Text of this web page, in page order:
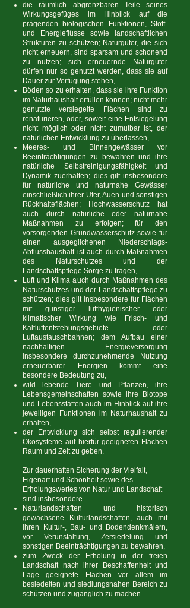
die räumlich abgrenzbaren Teile seines
Wirkungsgefüges im Hinblick auf die
prägenden biologischen Funktionen, Stoff-
und Energieflüsse sowie landschaftlichen
Strukturen zu schützen; Naturgüter, die sich
nicht erneuern, sind sparsam und schonend
zu nutzen; sich erneuernde Naturgüter
dürfen nur so genutzt werden, dass sie auf
Dauer zur Verfügung stehen,
Böden so zu erhalten, dass sie ihre Funktion
im Naturhaushalt erfüllen können; nicht mehr
genutzte versiegelte Flächen sind zu
renaturieren, oder, soweit eine Entsiegelung
nicht möglich oder nicht zumutbar ist, der
natürlichen Entwicklung zu überlassen,
Meeres- und Binnengewässer vor
Beeinträchtigungen zu bewahren und ihre
natürliche Selbstreinigungsfähigkeit und
Dynamik zuerhalten; dies gilt insbesondere
für natürliche und naturnahe Gewässer
einschließlich ihrer Ufer, Auen und sonstigen
Rückhalteflächen; Hochwasserschutz hat
auch durch natürliche oder naturnahe
Maßnahmen zu erfolgen; für den
vorsorgenden Grundwasserschutz sowie für
einen ausgeglichenen Niederschlags-
Abflusshaushalt ist auch durch Maßnahmen
des Naturschutzes und der
Landschaftspflege Sorge zu tragen,
Luft und Klima auch durch Maßnahmen des
Naturschutzes und der Landschaftspflege zu
schützen; dies gilt insbesondere für Flächen
mit günstiger lufthygienischer oder
klimatischer Wirkung wie Frisch- und
Kaltluftentstehungsgebiete oder
Luftaustauschbahnen; dem Aufbau einer
nachhaltigen Energieversorgung
insbesondere durchzunehmende Nutzung
erneuerbarer Energien kommt eine
besondere Bedeutung zu,
wild lebende Tiere und Pflanzen, ihre
Lebensgemeinschaften sowie ihre Biotope
und Lebensstätten auch im Hinblick auf ihre
jeweiligen Funktionen im Naturhaushalt zu
erhalten,
der Entwicklung sich selbst regulierender
Ökosysteme auf hierfür geeigneten Flächen
Raum und Zeit zu geben.
Zur dauerhaften Sicherung der Vielfalt,
Eigenart und Schönheit sowie des
Erholungswertes von Natur und Landschaft
sind insbesondere
Naturlandschaften und historisch
gewachsene Kulturlandschaften, auch mit
ihren Kultur-, Bau- und Bodendenkmälern,
vor Verunstaltung, Zersiedelung und
sonstigen Beeinträchtigungen zu bewahren,
zum Zweck der Erholung in der freien
Landschaft nach ihrer Beschaffenheit und
Lage geeignete Flächen vor allem im
besiedelten und siedlungsnahen Bereich zu
schützen und zugänglich zu machen.